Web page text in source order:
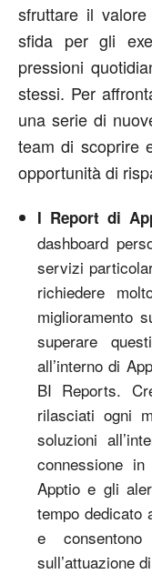
sfruttare il
sfida per gli
pressioni
stessi. Per
una serie di
team di scoprire
opportunità di
I Report di
dashboard
servizi
richiedere
miglioramento
superare
all’interno di
BI Reports.
rilasciati ogni
soluzioni
connessione
Apptio e gli
tempo dedicato
e
sull’attuazione